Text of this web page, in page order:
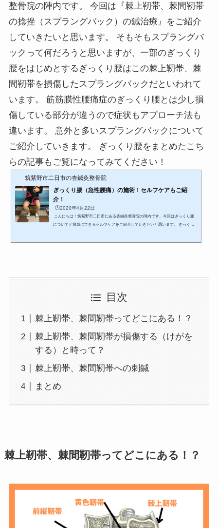
整骨院の陣内です。 今回は『棘上靭帯、棘間靭帯
の捻挫（スプラングバック）の鍼治療』をご紹介
していきたいと思います。 そもそもスプラングバ
ックって何だろうと思いますが、一部のぎっくり
腰をはじめとするぎっくり腰はこの棘上靭帯、棘
間靭帯を損傷したスプラングバックだといわれて
います。 筋筋膜性腰痛症のぎっくり腰とは少し損
傷している部分が違うので症状もアプローチ法も
違います。 意外と多いスプラングバックについて
ご紹介していきます。 ぎっくり腰をまとめたこち
らの記事もご覧になってみてください！
筑紫野市二日市の杏鍼灸整骨院
ぎっくり腰（急性腰痛）の施術！セルフケアもご紹
介！
🕒️2020年4月22日
こんにちは！筑紫野市二日市にある杏鍼灸整骨院の陣内です。今回はぎっくり腰
についてと簡単にできるセルフケアをご紹介していきたいと思います。 ぎっくり
目次
棘上靭帯、棘間靭帯ってどこにある！？
棘上靭帯、棘間靭帯が損傷する（けがを
する）と時って？
棘上靭帯、棘間靭帯への刺鍼
まとめ
棘上靭帯、棘間靭帯ってどこにある！？